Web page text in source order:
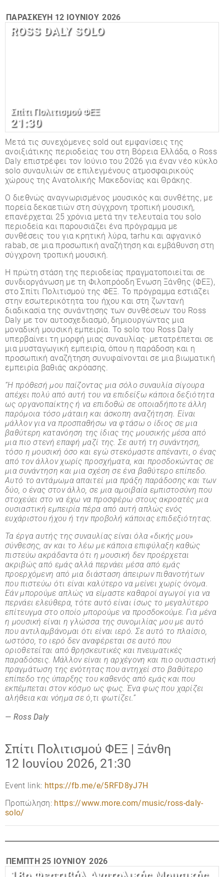
ΠΑΡΑΣΚΕΥΉ 12 ΙΟΥΝΊΟΥ 2026
ROSS DALY SOLO
Σπίτι Πολιτισμού ΦΕΞ
21:30
Μετά τις συνεχόμενες sold out εμφανίσεις της
ανοιξιάτικης περιοδείας του στη Βόρεια Ελλάδα, ο Ross
Daly επιστρέφει τον Ιούνιο του 2026 για έναν νέο κύκλο
solo συναυλιών σε επιλεγμένους ατμοσφαιρικούς
χώρους της Ανατολικής Μακεδονίας και Θράκης.
Ο διεθνώς αναγνωρισμένος μουσικός και συνθέτης, με
πορεία δεκαετιών στη σύγχρονη τροπική μουσική,
επανέρχεται 25 χρόνια μετά την τελευταία του solo
περιοδεία και παρουσιάζει ένα πρόγραμμα με
συνθέσεις του για κρητική λύρα, tarhu και αφγανικό
rabab, σε μια προσωπική αναζήτηση και εμβάθυνση στη
σύγχρονη τροπική μουσική.
Η πρώτη στάση της περιοδείας πραγματοποιείται σε
συνδιοργάνωση με τη Φιλοπρόοδη Ένωση Ξάνθης (ΦΕΞ),
στο Σπίτι Πολιτισμού της ΦΕΞ. Το πρόγραμμα εστιάζει
στην εσωτερικότητα του ήχου και στη ζωντανή
διαδικασία της συνάντησης των συνθέσεων του Ross
Daly με τον αυτοσχεδιασμό, δημιουργώντας μια
μοναδική μουσική εμπειρία. Το solo του Ross Daly
υπερβαίνει τη μορφή μιας συναυλίας· μετατρέπεται σε
μια μυσταγωγική εμπειρία, όπου η παράδοση και η
προσωπική αναζήτηση συνυφαίνονται σε μια βιωματική
εμπειρία βαθιάς ακρόασης.
“Η πρόθεσή μου παίζοντας μια σόλο συναυλία σίγουρα
απέχει πολύ από αυτή του να επιδείξω κάποια δεξιότητα
ως οργανοπαίκτης ή να επιδοθώ σε οποιαδήποτε άλλη
παρόμοια τόσο μάταιη και άσκοπη αναζήτηση. Είναι
μάλλον για να προσπαθήσω να φτάσω ο ίδιος σε μια
βαθύτερη κατανόηση της ίδιας της μουσικής μέσα από
μια πιο στενή επαφή μαζί της. Σε αυτή τη συνάντηση,
τόσο η μουσική όσο και εγώ στεκόμαστε απέναντι, ο ένας
από τον άλλον χωρίς προσχήματα, και προσδοκώντας σε
μια συνάντηση και μια σχέση σε ένα βαθύτερο επίπεδο.
Αυτό το αντάμωμα απαιτεί μια πράξη παράδοσης και των
δύο, ο ένας στον άλλο, σε μια αμοιβαία εμπιστοσύνη που
στοχεύει στο να έχω να προσφέρω στους ακροατές μια
ουσιαστική εμπειρία πέρα από αυτή απλώς ενός
ευχάριστου ήχου ή την προβολή κάποιας επιδεξιότητας.
Τα έργα αυτής της συναυλίας είναι όλα «δικής μου»
σύνθεσης, αν και το λέω με κάποια επιφύλαξη καθώς
πιστεύω ακράδαντα ότι η μουσική δεν προέρχεται
ακριβώς από εμάς αλλά περνάει μέσα από εμάς
προερχόμενη από μια διάσταση άπειρων πιθανοτήτων
που πιστεύω ότι είναι καλύτερο να μείνει χωρίς όνομα.
Εάν μπορούμε απλώς να είμαστε καθαροί αγωγοί για να
περνάει ελεύθερα, τότε αυτό είναι ίσως το μεγαλύτερο
επίτευγμα στο οποίο μπορούμε να προσδοκούμε. Για μένα
η μουσική είναι η γλώσσα της συνομιλίας μου με αυτό
που αντιλαμβάνομαι ότι είναι ιερό. Σε αυτό το πλαίσιο,
ωστόσο, το ιερό δεν αναφέρεται σε αυτό που
οριοθετείται από θρησκευτικές και πνευματικές
παραδόσεις. Μάλλον είναι η αρχέγονη και πιο ουσιαστική
πραγμάτωση της ενότητας που αντηχεί στο βαθύτερο
επίπεδο της ύπαρξης του καθενός από εμάς και που
εκπέμπεται στον κόσμο ως φως. Ένα φως που χαρίζει
αλήθεια και νόημα σε ό,τι φωτίζει.”
— Ross Daly
Σπίτι Πολιτισμού ΦΕΞ | Ξάνθη
12 Ιουνίου 2026, 21:30
Event link: https://fb.me/e/5RFD8yJ7H
Προπώληση: https://www.more.com/music/ross-daly-
solo/
ΠΈΜΠΤΗ 25 ΙΟΥΝΊΟΥ 2026